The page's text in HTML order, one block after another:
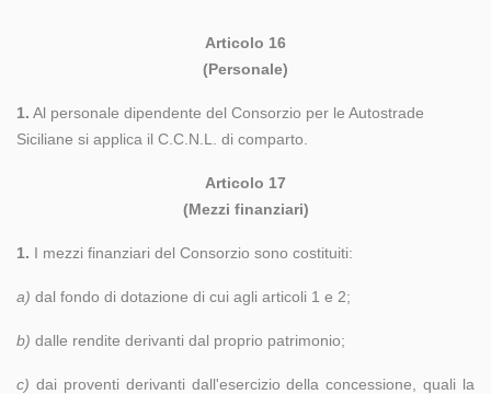
Articolo 16
(Personale)
1. Al personale dipendente del Consorzio per le Autostrade
Siciliane si applica il C.C.N.L. di comparto.
Articolo 17
(Mezzi finanziari)
1. I mezzi finanziari del Consorzio sono costituiti:
a) dal fondo di dotazione di cui agli articoli 1 e 2;
b) dalle rendite derivanti dal proprio patrimonio;
c) dai proventi derivanti dall'esercizio della concessione, quali la